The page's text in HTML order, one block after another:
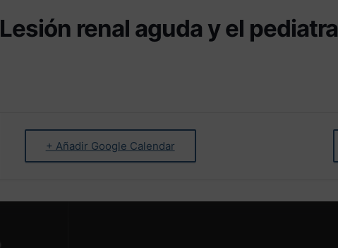
Lesión renal aguda y el pediatra
+ Añadir Google Calendar